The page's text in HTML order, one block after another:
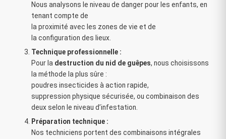
Nous analysons le niveau de danger pour les enfants, en
tenant compte de
la proximité avec les zones de vie et de
la configuration des lieux.
Technique professionnelle :
Pour la destruction du nid de guêpes, nous choisissons
la méthode la plus sûre :
poudres insecticides à action rapide,
suppression physique sécurisée, ou combinaison des
deux selon le niveau d’infestation.
Préparation technique :
Nos techniciens portent des combinaisons intégrales